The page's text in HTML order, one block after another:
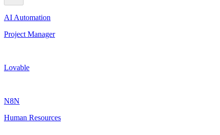
AI Automation
Project Manager
Lovable
N8N
Human Resources